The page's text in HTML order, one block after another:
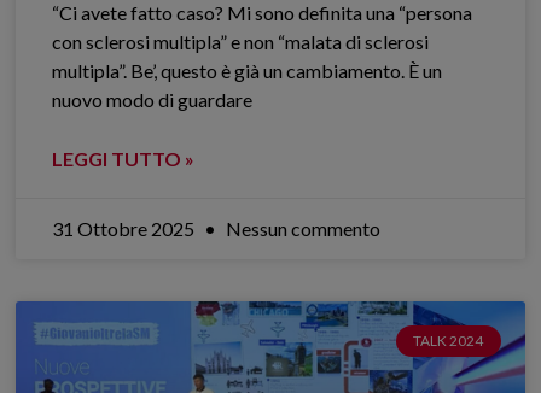
“Ci avete fatto caso? Mi sono definita una “persona
con sclerosi multipla” e non “malata di sclerosi
multipla”. Be’, questo è già un cambiamento. È un
nuovo modo di guardare
LEGGI TUTTO »
31 Ottobre 2025 Nessun commento
TALK 2024